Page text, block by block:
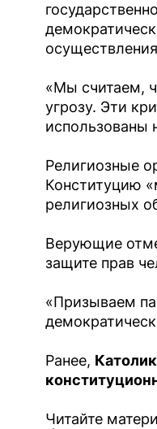
«Мы считаем,
угрозу. Эти
использованы
Религиозные
Конституцию
религиозных
Верующие
защите прав
«Призываем
Ранее,
Читайте